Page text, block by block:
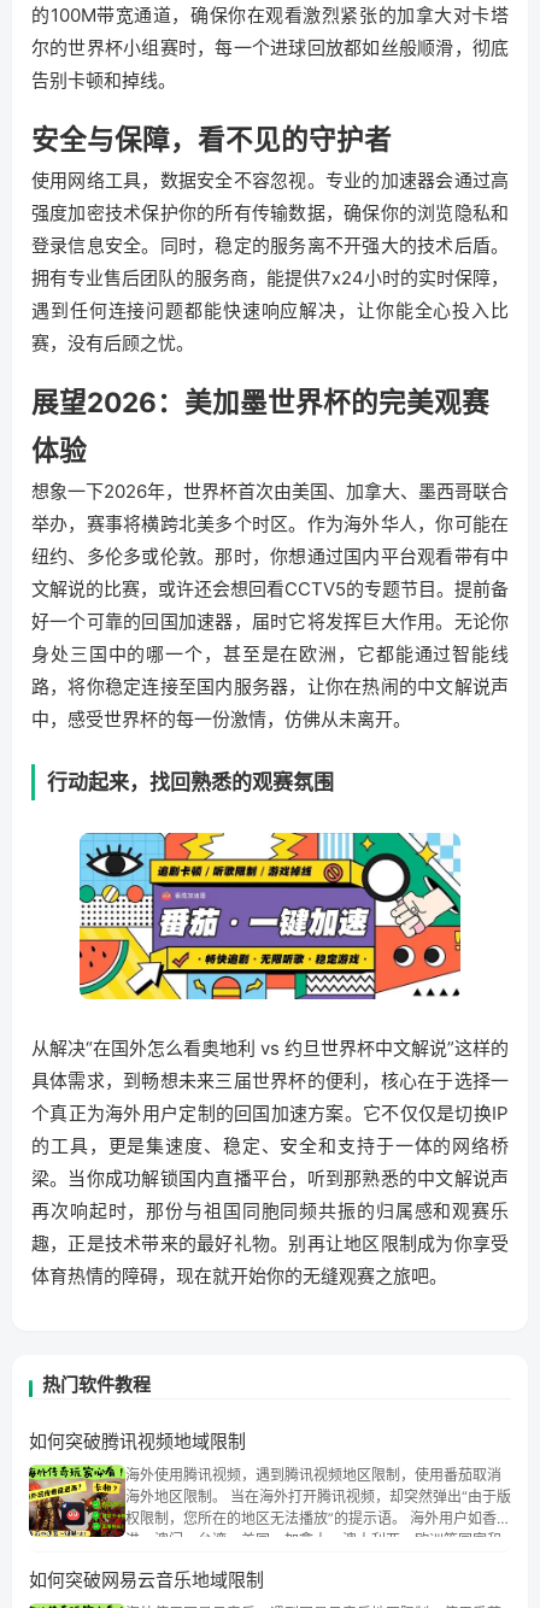
的100M带宽通道，确保你在观看激烈紧张的加拿大对卡塔
尔的世界杯小组赛时，每一个进球回放都如丝般顺滑，彻底
告别卡顿和掉线。
安全与保障，看不见的守护者
使用网络工具，数据安全不容忽视。专业的加速器会通过高
强度加密技术保护你的所有传输数据，确保你的浏览隐私和
登录信息安全。同时，稳定的服务离不开强大的技术后盾。
拥有专业售后团队的服务商，能提供7x24小时的实时保障，
遇到任何连接问题都能快速响应解决，让你能全心投入比
赛，没有后顾之忧。
展望2026：美加墨世界杯的完美观赛
体验
想象一下2026年，世界杯首次由美国、加拿大、墨西哥联合
举办，赛事将横跨北美多个时区。作为海外华人，你可能在
纽约、多伦多或伦敦。那时，你想通过国内平台观看带有中
文解说的比赛，或许还会想回看CCTV5的专题节目。提前备
好一个可靠的回国加速器，届时它将发挥巨大作用。无论你
身处三国中的哪一个，甚至是在欧洲，它都能通过智能线
路，将你稳定连接至国内服务器，让你在热闹的中文解说声
中，感受世界杯的每一份激情，仿佛从未离开。
行动起来，找回熟悉的观赛氛围
从解决“在国外怎么看奥地利 vs 约旦世界杯中文解说”这样的
具体需求，到畅想未来三届世界杯的便利，核心在于选择一
个真正为海外用户定制的回国加速方案。它不仅仅是切换IP
的工具，更是集速度、稳定、安全和支持于一体的网络桥
梁。当你成功解锁国内直播平台，听到那熟悉的中文解说声
再次响起时，那份与祖国同胞同频共振的归属感和观赛乐
趣，正是技术带来的最好礼物。别再让地区限制成为你享受
体育热情的障碍，现在就开始你的无缝观赛之旅吧。
热门软件教程
如何突破腾讯视频地域限制
海外使用腾讯视频，遇到腾讯视频地区限制，使用番茄取消
海外地区限制。 当在海外打开腾讯视频，却突然弹出“由于版
权限制，您所在的地区无法播放”的提示语。 海外用户如香
港、澳门、台湾、美国、加拿大、澳大利亚、欧洲等国家和
权限制问题，且仅能在中国大陆地区播放。 遇到这个问题的
如何突破网易云音乐地域限制